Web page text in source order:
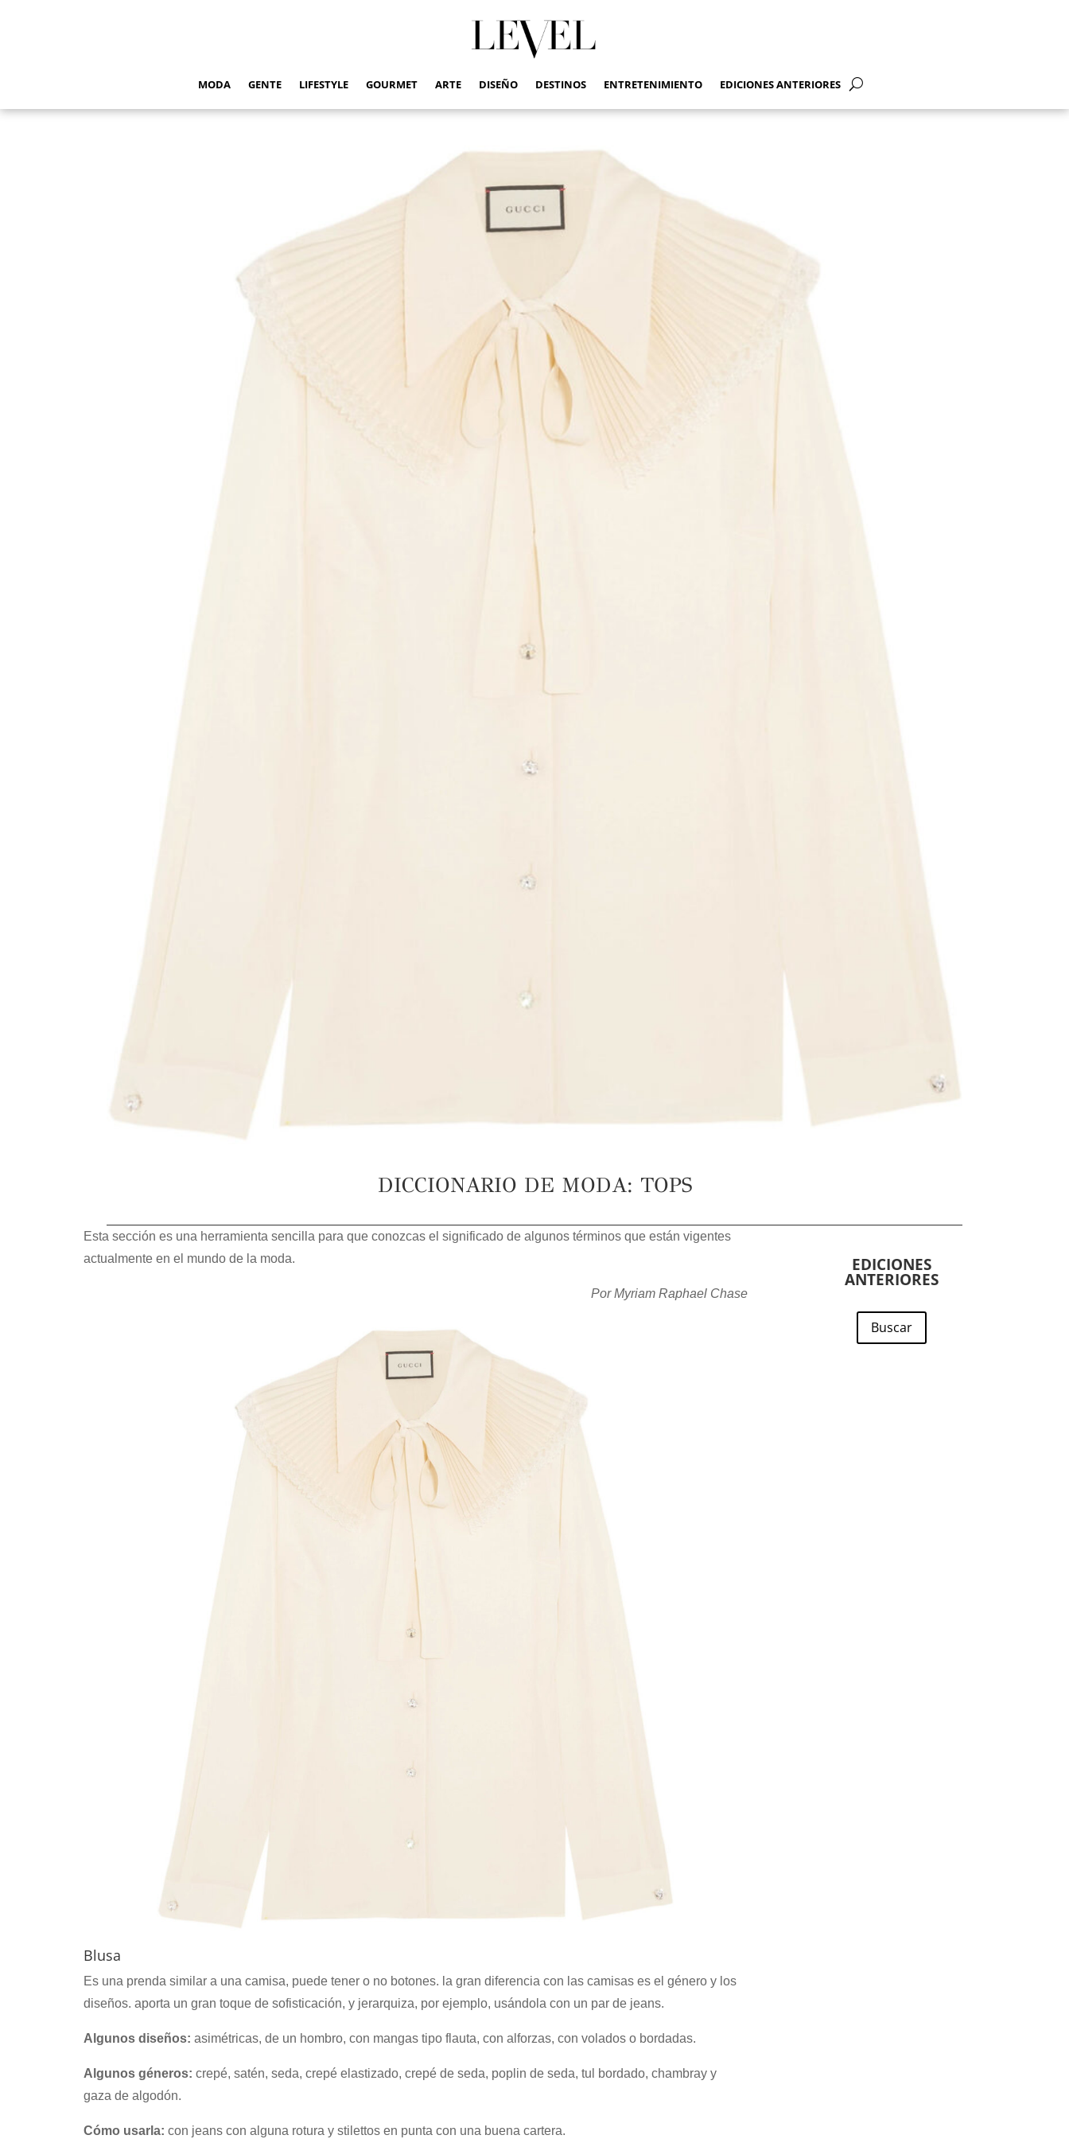
MODA GENTE LIFESTYLE GOURMET ARTE DISEÑO DESTINOS ENTRETENIMIENTO EDICIONES ANTERIORES
DICCIONARIO DE MODA: TOPS
Esta sección es una herramienta sencilla para que conozcas el significado de algunos términos que están vigentes
actualmente en el mundo de la moda.
Por Myriam Raphael Chase
Blusa
Es una prenda similar a una camisa, puede tener o no botones. la gran diferencia con las camisas es el género y los
diseños. aporta un gran toque de sofisticación, y jerarquiza, por ejemplo, usándola con un par de jeans.
Algunos diseños: asimétricas, de un hombro, con mangas tipo flauta, con alforzas, con volados o bordadas.
Algunos géneros: crepé, satén, seda, crepé elastizado, crepé de seda, poplin de seda, tul bordado, chambray y
gaza de algodón.
Cómo usarla: con jeans con alguna rotura y stilettos en punta con una buena cartera.
EDICIONES
ANTERIORES
Buscar